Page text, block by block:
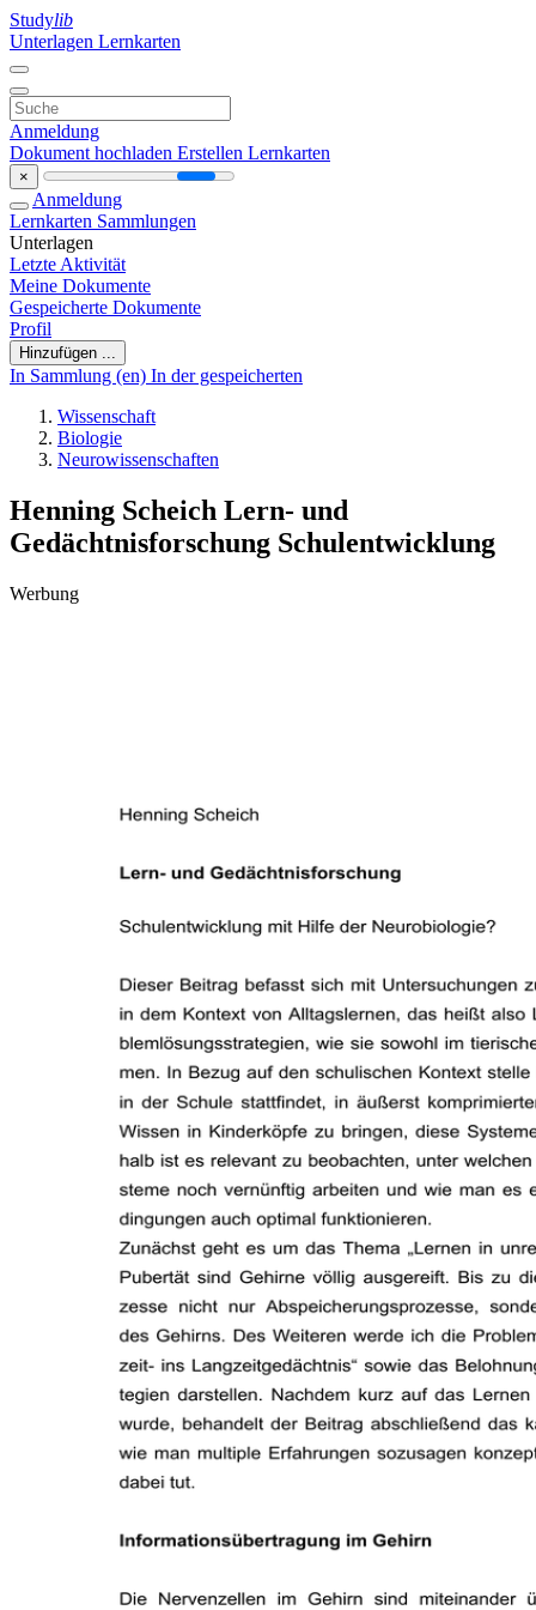
Studylib
Unterlagen Lernkarten
Anmeldung
Dokument hochladen Erstellen Lernkarten
×
Anmeldung
Lernkarten Sammlungen
Unterlagen
Letzte Aktivität
Meine Dokumente
Gespeicherte Dokumente
Profil
Hinzufügen ...
In Sammlung (en) In der gespeicherten
Wissenschaft
Biologie
Neurowissenschaften
Henning Scheich Lern- und
Gedächtnisforschung Schulentwicklung
Werbung